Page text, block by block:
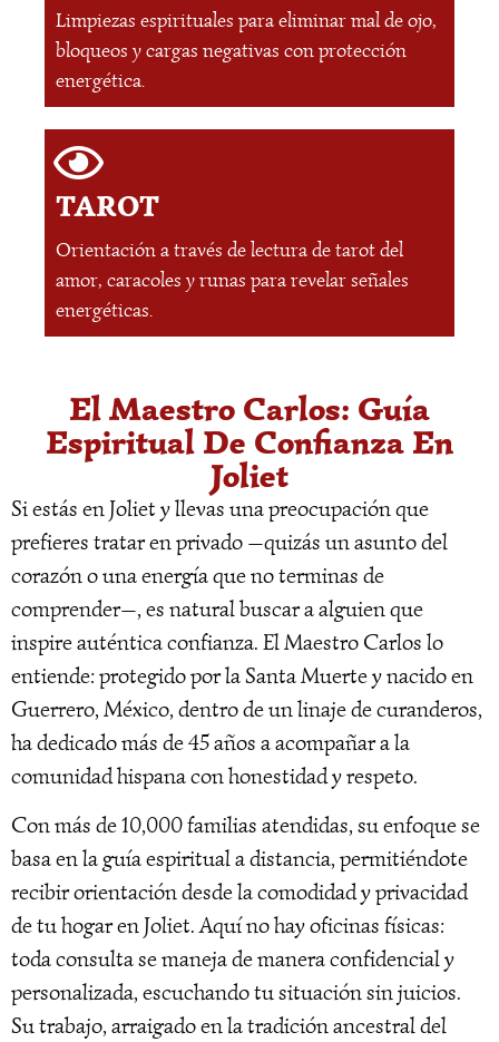
Limpiezas espirituales para eliminar mal de ojo,
bloqueos y cargas negativas con protección
energética.
TAROT
Orientación a través de lectura de tarot del
amor, caracoles y runas para revelar señales
energéticas.
El Maestro Carlos: Guía
Espiritual De Confianza En
Joliet
Si estás en Joliet y llevas una preocupación que
prefieres tratar en privado —quizás un asunto del
corazón o una energía que no terminas de
comprender—, es natural buscar a alguien que
inspire auténtica confianza. El Maestro Carlos lo
entiende: protegido por la Santa Muerte y nacido en
Guerrero, México, dentro de un linaje de curanderos,
ha dedicado más de 45 años a acompañar a la
comunidad hispana con honestidad y respeto.
Con más de 10,000 familias atendidas, su enfoque se
basa en la guía espiritual a distancia, permitiéndote
recibir orientación desde la comodidad y privacidad
de tu hogar en Joliet. Aquí no hay oficinas físicas:
toda consulta se maneja de manera confidencial y
personalizada, escuchando tu situación sin juicios.
Su trabajo, arraigado en la tradición ancestral del